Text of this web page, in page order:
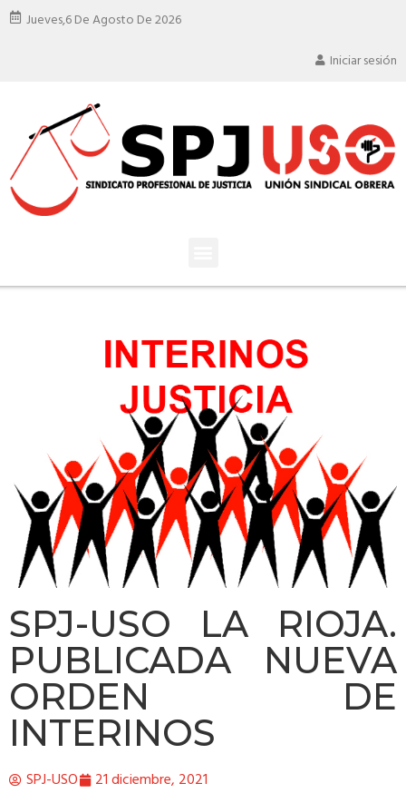
Jueves,6 De Agosto De 2026
Iniciar sesión
SPJ-USO LA RIOJA.
PUBLICADA NUEVA
ORDEN DE
INTERINOS
SPJ-USO 21 diciembre, 2021